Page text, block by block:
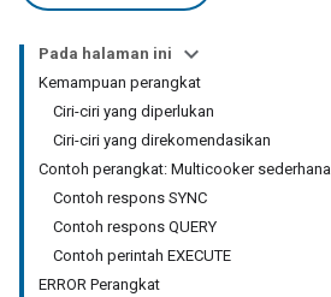
Pada halaman ini
Kemampuan perangkat
Ciri-ciri yang diperlukan
Ciri-ciri yang direkomendasikan
Contoh perangkat: Multicooker sederhana
Contoh respons SYNC
Contoh respons QUERY
Contoh perintah EXECUTE
ERROR Perangkat